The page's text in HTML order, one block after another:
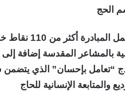
الحج
وتشمل
“تعامل بإحسان” الذي يتضمن
والمتابعة الإنسانية للحاج